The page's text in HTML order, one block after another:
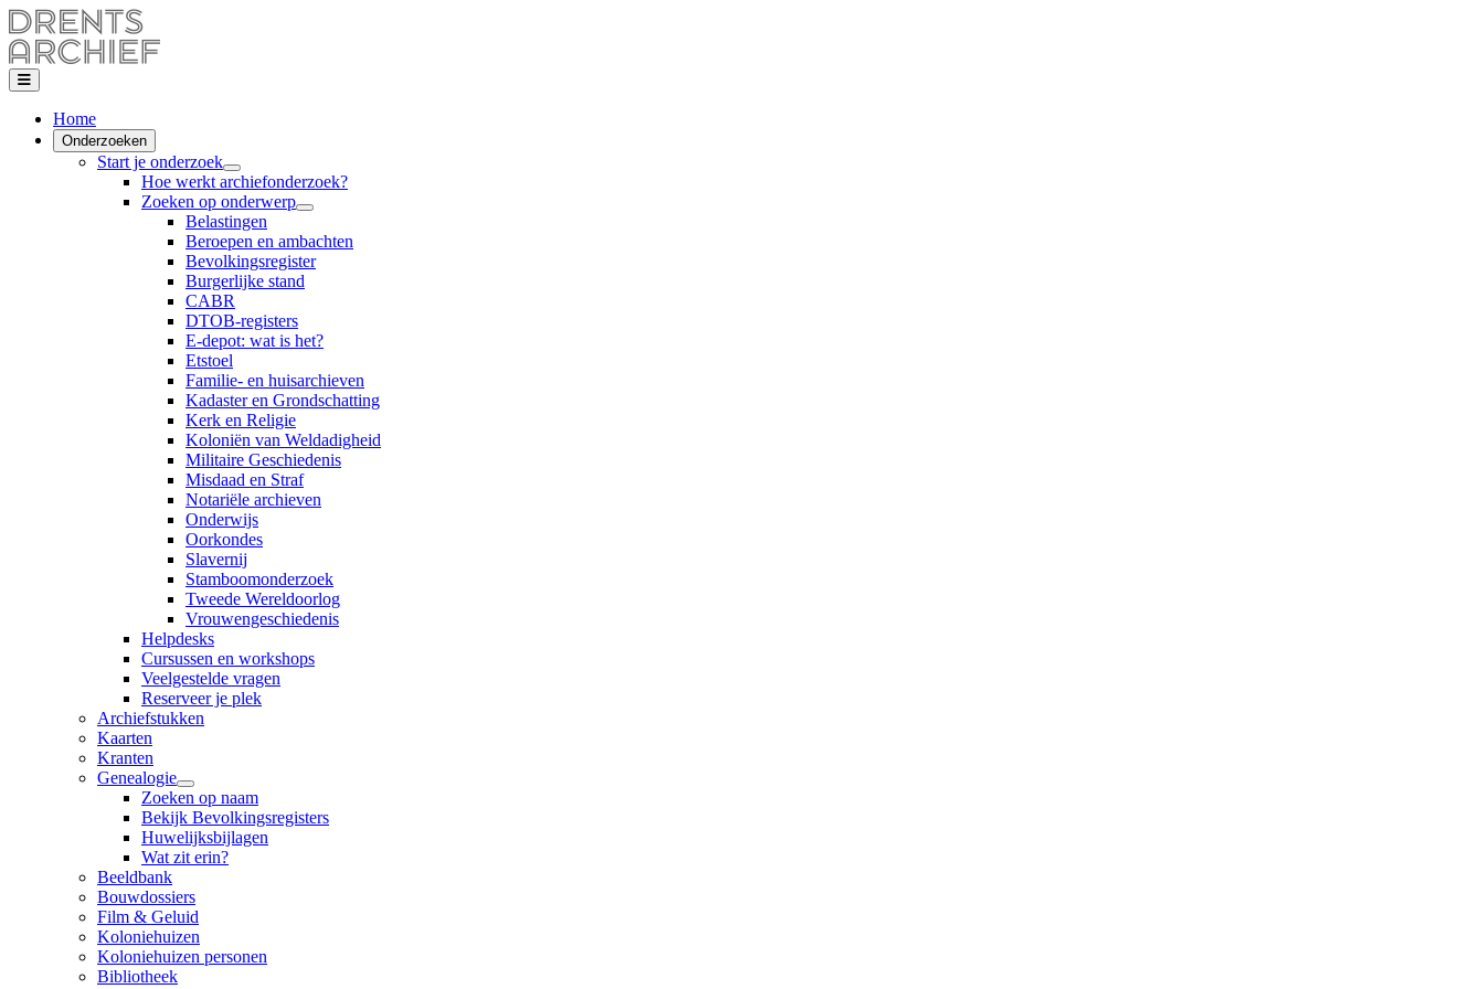
Home
Onderzoeken
Start je onderzoek
Hoe werkt archiefonderzoek?
Zoeken op onderwerp
Belastingen
Beroepen en ambachten
Bevolkingsregister
Burgerlijke stand
CABR
DTOB-registers
E-depot: wat is het?
Etstoel
Familie- en huisarchieven
Kadaster en Grondschatting
Kerk en Religie
Koloniën van Weldadigheid
Militaire Geschiedenis
Misdaad en Straf
Notariële archieven
Onderwijs
Oorkondes
Slavernij
Stamboomonderzoek
Tweede Wereldoorlog
Vrouwengeschiedenis
Helpdesks
Cursussen en workshops
Veelgestelde vragen
Reserveer je plek
Archiefstukken
Kaarten
Kranten
Genealogie
Zoeken op naam
Bekijk Bevolkingsregisters
Huwelijksbijlagen
Wat zit erin?
Beeldbank
Bouwdossiers
Film & Geluid
Koloniehuizen
Koloniehuizen personen
Bibliotheek